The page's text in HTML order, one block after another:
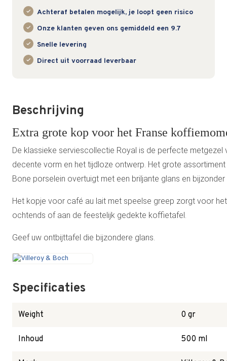
Achteraf betalen mogelijk, je loopt geen risico
Onze klanten geven ons gemiddeld een 9.7
Snelle levering
Direct uit voorraad leverbaar
Beschrijving
Extra grote kop voor het Franse
De klassieke serviescollectie Royal is de perfecte metgezel
decente vorm en het tijdloze ontwerp. Het grote
Bone porselein overtuigt met een briljante glans en
Het kopje voor café au lait met speelse greep zorgt voor
ochtends of aan de feestelijk gedekte koffietafel.
Geef uw ontbijttafel die bijzondere glans.
Specificaties
Weight 0 gr
Inhoud 500 ml